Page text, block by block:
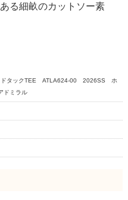
る細畝のカットソー素
タックTEE ATLA624-00 2026SS ホ
ミラル